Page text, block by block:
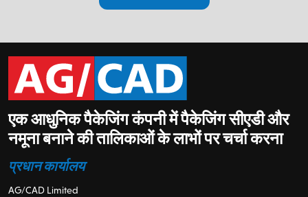
एक आधुनिक पैकेजिंग कंपनी में पैकेजिंग सीएडी और
नमूना बनाने की तालिकाओं के लाभों पर चर्चा करना
प्रधान कार्यालय
AG/CAD Limited